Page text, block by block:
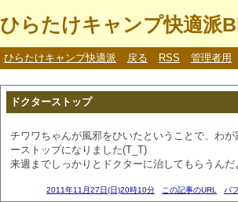
ひらたけキャンプ快適派
ひらたけキャンプ快適派 戻る RSS 管理者用
ドクターストップ
チワワちゃんが風邪をひいたということで、わ
ーストップになりました(T_T)
来週までしっかりとドクターに治してもらうんだ
2011年11月27日(日)20時10分 この記事のURL パ